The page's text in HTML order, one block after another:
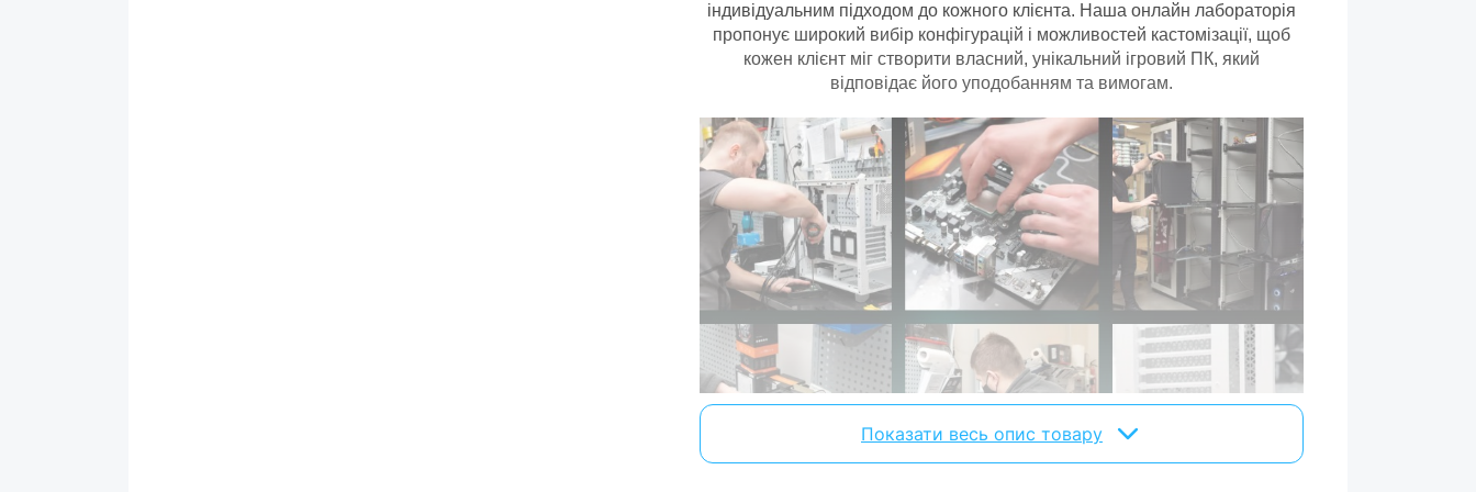
Кількість встановлених планок ОЗП:
2
Частота оперативної пам'яті:
6000 МГц
Kingston
Материнська плата
Чіпсет материнської плати:
AMD B850
Виробник материнської плати:
Asus
Накопичувач
Тип накопичувача: SSD
Обсяг SSD:
Інтерфейс SSD:
PCI-E з підтримкою NVMe
Операційна система
Операційна система:
індивідуальним підходом до кожного клієнта. Наша онлайн лабораторія
пропонує широкий вибір конфігурацій і можливостей кастомізації, щоб
кожен клієнт міг створити власний, унікальний ігровий ПК, який
відповідає його уподобанням та вимогам.
Показати весь опис товару